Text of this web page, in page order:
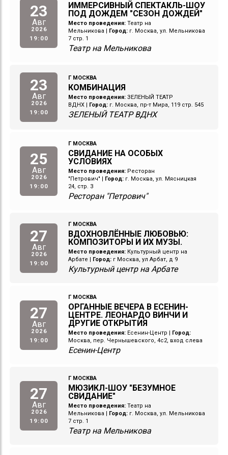
23
Авг
2026
19:00
ИММЕРСИВНЫЙ СПЕКТАКЛЬ-ШОУ
ПОД ДОЖДЕМ "СЕЗОН ДОЖДЕЙ"
Место проведения: Театр на
Мельникова
Город: г. Москва, ул. Мельникова
7 стр. 1
Театр на Мельникова
23
Авг
2026
19:00
Г МОСКВА
КОМБИНАЦИЯ
Место проведения: ЗЕЛЕНЫЙ ТЕАТР
ВДНХ | Город: г. Москва, пр-т Мира, 119 стр. 545
ЗЕЛЕНЫЙ ТЕАТР ВДНХ
25
Авг
2026
19:00
Г МОСКВА
СВИДАНИЕ НА ОСОБЫХ
УСЛОВИЯХ
Место проведения: Ресторан
"Петрович"
Город: г. Москва, ул. Мясницкая
24, стр. 3
Ресторан "Петрович"
27
Авг
2026
19:00
Г МОСКВА
ВДОХНОВЛЁННЫЕ ЛЮБОВЬЮ:
КОМПОЗИТОРЫ И ИХ МУЗЫ.
Место проведения: Культурный центр на
Арбате
Город: г Москва, ул Арбат, д 9
Культурный центр на Арбате
27
Авг
2026
19:00
Г МОСКВА
ОРГАННЫЕ ВЕЧЕРА В ЕСЕНИН-
ЦЕНТРЕ. ЛЕОНАРДО ВИНЧИ И
ДРУГИЕ ОТКРЫТИЯ
Место проведения: Есенин-Центр
Город:
Москва, пер. Чернышевского, 4с2, вход слева
Есенин-Центр
27
Авг
2026
19:00
Г МОСКВА
МЮЗИКЛ-ШОУ "БЕЗУМНОЕ
СВИДАНИЕ"
Место проведения: Театр на
Мельникова
Город: г. Москва, ул. Мельникова
7 стр. 1
Театр на Мельникова